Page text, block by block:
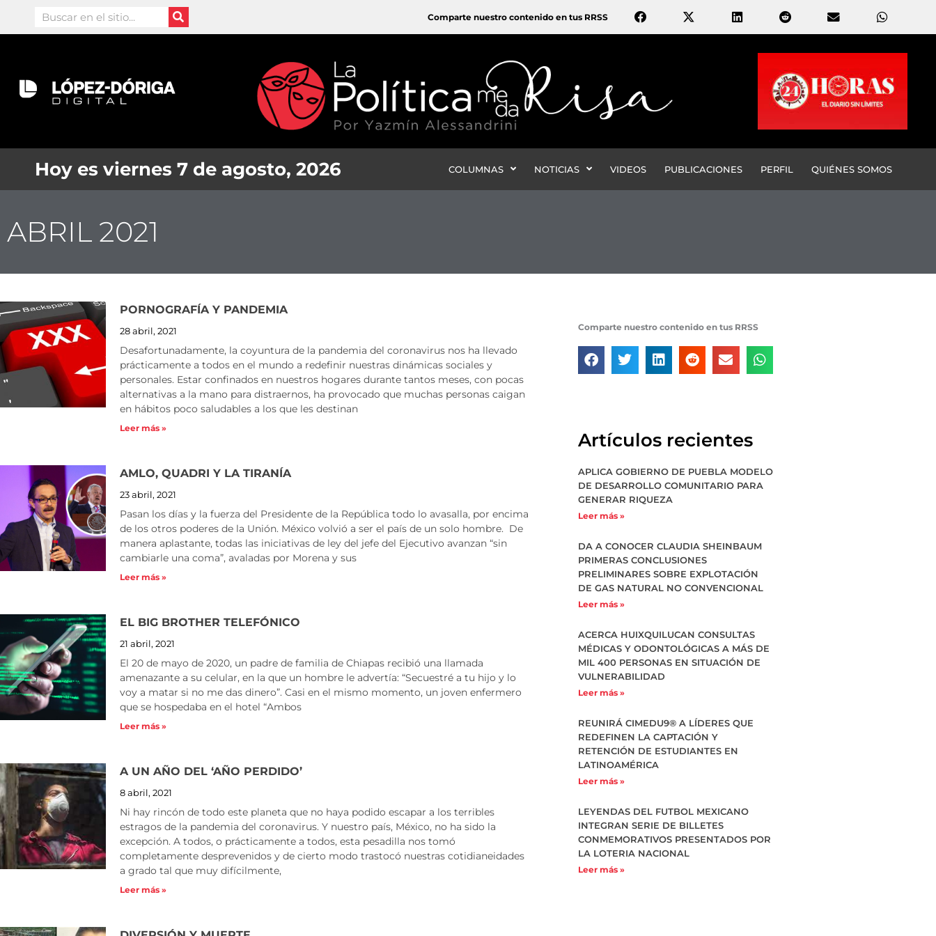
Search Comparte nuestro contenido en tus RRSS
Hoy es viernes 7 de agosto, 2026 COLUMNAS NOTICIAS VIDEOS PUBLICACIONES PERFIL QUIÉNES SOMOS
ABRIL 2021
PORNOGRAFÍA Y PANDEMIA
28 abril, 2021
Desafortunadamente, la coyuntura de la pandemia del coronavirus nos ha llevado
prácticamente a todos en el mundo a redefinir nuestras dinámicas sociales y
personales. Estar confinados en nuestros hogares durante tantos meses, con pocas
alternativas a la mano para distraernos, ha provocado que muchas personas caigan
en hábitos poco saludables a los que les destinan
Leer más »
AMLO, QUADRI Y LA TIRANÍA
23 abril, 2021
Pasan los días y la fuerza del Presidente de la República todo lo avasalla, por encima
de los otros poderes de la Unión. México volvió a ser el país de un solo hombre. De
manera aplastante, todas las iniciativas de ley del jefe del Ejecutivo avanzan “sin
cambiarle una coma”, avaladas por Morena y sus
Leer más »
EL BIG BROTHER TELEFÓNICO
21 abril, 2021
El 20 de mayo de 2020, un padre de familia de Chiapas recibió una llamada
amenazante a su celular, en la que un hombre le advertía: “Secuestré a tu hijo y lo
voy a matar si no me das dinero”. Casi en el mismo momento, un joven enfermero
que se hospedaba en el hotel “Ambos
Leer más »
A UN AÑO DEL ‘AÑO PERDIDO’
8 abril, 2021
Ni hay rincón de todo este planeta que no haya podido escapar a los terribles
estragos de la pandemia del coronavirus. Y nuestro país, México, no ha sido la
excepción. A todos, o prácticamente a todos, esta pesadilla nos tomó
completamente desprevenidos y de cierto modo trastocó nuestras cotidianeidades
a grado tal que muy difícilmente,
Leer más »
Comparte nuestro contenido en tus RRSS
Artículos recientes
APLICA GOBIERNO DE PUEBLA MODELO
DE DESARROLLO COMUNITARIO PARA
GENERAR RIQUEZA
Leer más »
DA A CONOCER CLAUDIA SHEINBAUM
PRIMERAS CONCLUSIONES
PRELIMINARES SOBRE EXPLOTACIÓN
DE GAS NATURAL NO CONVENCIONAL
Leer más »
ACERCA HUIXQUILUCAN CONSULTAS
MÉDICAS Y ODONTOLÓGICAS A MÁS DE
MIL 400 PERSONAS EN SITUACIÓN DE
VULNERABILIDAD
Leer más »
REUNIRÁ CIMEDU9®️ A LÍDERES QUE
REDEFINEN LA CAPTACIÓN Y
RETENCIÓN DE ESTUDIANTES EN
LATINOAMÉRICA
Leer más »
LEYENDAS DEL FUTBOL MEXICANO
INTEGRAN SERIE DE BILLETES
CONMEMORATIVOS PRESENTADOS POR
LA LOTERIA NACIONAL
Leer más »